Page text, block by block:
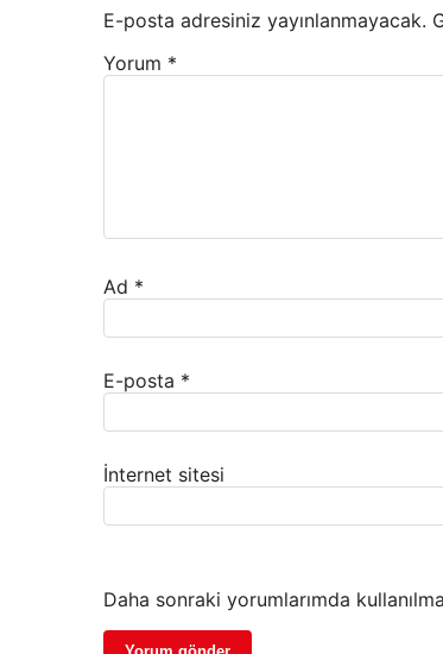
E-posta adresiniz yayınlanmayacak.
Yorum *
Ad *
E-posta *
İnternet sitesi
Daha sonraki yorumlarımda